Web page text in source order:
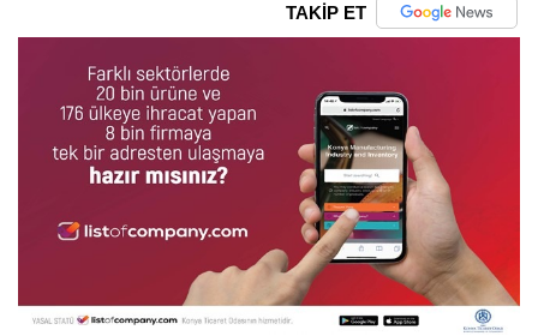
TAKİP ET